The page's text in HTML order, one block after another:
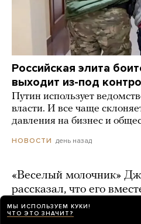
Российская элита
выходит из-под
Путин использует
власти. И все чаще
давления на бизнес и
НОВОСТИ день назад
«Веселый молочник»
рассказал, что его
собираются выдворить
МЫ ИСПОЛЬЗУЕМ КУКИ!
ЧТО ЭТО ЗНАЧИТ?